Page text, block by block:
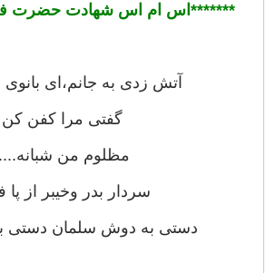
*******اس ام اس شهادت حضرت
آتش زدی به جانم،ای بانوی
گفتی مرا کفن کن
مظلوم من
سردار بدر وخیبر از پا
دستی به دوش سلمان دستی